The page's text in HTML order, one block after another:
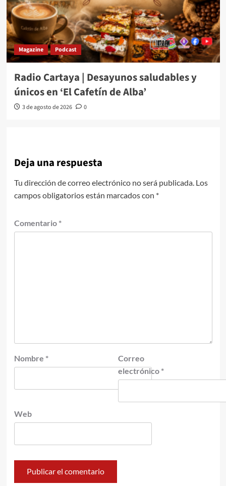
Magazine Podcast
Radio Cartaya | Desayunos saludables y
únicos en ‘El Cafetín de Alba’
3 de agosto de 2026 0
Deja una respuesta
Tu dirección de correo electrónico no será publicada. Los
campos obligatorios están marcados con *
Comentario *
Nombre *
Correo
electrónico *
Web